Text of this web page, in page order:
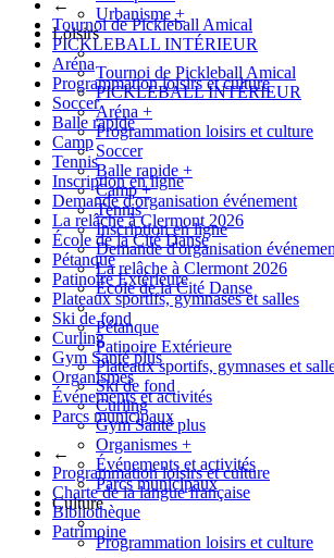
←
Tournoi de Pickleball Amical
PICKLEBALL INTÉRIEUR
Aréna
Programmation loisirs et culture
Soccer
Balle rapide
Camp
Tennis
Inscription en ligne
Demande d'organisation événement
La relâche à Clermont 2026
École de la Cité Danse
Pétanque
Patinoire Extérieure
Plateaux sportifs, gymnases et salles
Ski de fond
Curling
Gym Santé plus
Organismes
Événements et activités
Parcs municipaux
←
Programmation loisirs et culture
Charte de la langue française
Bibliothèque
Patrimoine
Urbanisme +
Loisirs
Tournoi de Pickleball Amical
PICKLEBALL INTÉRIEUR
Aréna +
Programmation loisirs et culture
Soccer
Balle rapide +
Camp+
Tennis
Inscription en ligne
Demande d'organisation
La relâche à Clermont 2026
École de la Cité Danse
Pétanque
Patinoire Extérieure
Plateaux sportifs, gymnases et
Ski de fond
Curling
Gym Santé plus
Organismes +
Événements et activités
Parcs municipaux
Culture
Programmation loisirs et culture